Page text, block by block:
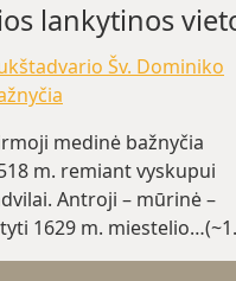
lankytinos
Šv. Dominiko
medinė bažnyčia
m. remiant vyskupui
Antroji – mūrinė –
1629 m.